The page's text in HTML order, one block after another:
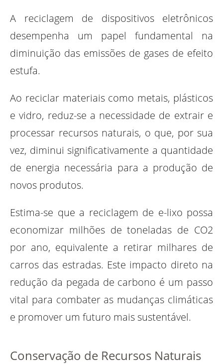
A reciclagem de dispositivos eletrônicos
desempenha um papel fundamental na
diminuição das emissões de gases de efeito
estufa.
Ao reciclar materiais como metais, plásticos
e vidro, reduz-se a necessidade de extrair e
processar recursos naturais, o que, por sua
vez, diminui significativamente a quantidade
de energia necessária para a produção de
novos produtos.
Estima-se que a reciclagem de e-lixo possa
economizar milhões de toneladas de CO2
por ano, equivalente a retirar milhares de
carros das estradas. Este impacto direto na
redução da pegada de carbono é um passo
vital para combater as mudanças climáticas
e promover um futuro mais sustentável.
Conservação de Recursos Naturais